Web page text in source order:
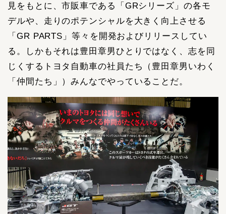
見をもとに、市販車である「GRシリーズ」の各モ
デルや、走りのポテンシャルを大きく向上させる
「GR PARTS」等々を開発およびリリースしてい
る。しかもそれは豊田章男ひとりではなく、志を同
じくするトヨタ自動車の社員たち（豊田章男いわく
「仲間たち」）みんなでやっていることだ。